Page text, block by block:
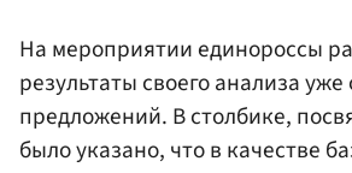
На мероприятии единороссы
результаты своего анализа
предложений. В столбике,
было указано, что в качестве